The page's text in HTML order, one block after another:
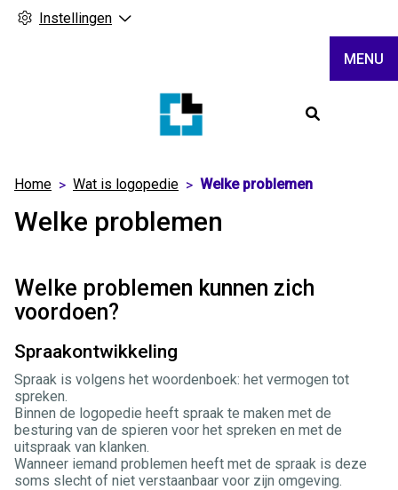
Instellingen
MENU
Home Wat is logopedie Welke problemen
Welke problemen
Welke problemen kunnen zich
voordoen?
Spraakontwikkeling
Spraak is volgens het woordenboek: het vermogen tot
spreken.
Binnen de logopedie heeft spraak te maken met de
besturing van de spieren voor het spreken en met de
uitspraak van klanken.
Wanneer iemand problemen heeft met de spraak is deze
soms slecht of niet verstaanbaar voor zijn omgeving.